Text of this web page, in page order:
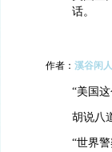
话。
作者： 溪谷闲人
“美国
胡说八
“世界